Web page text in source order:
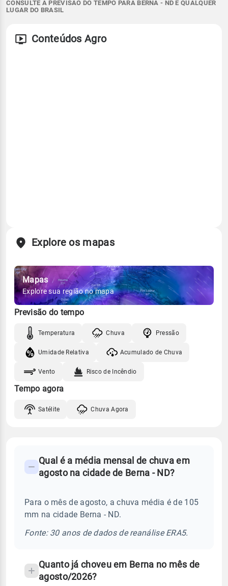
CONSULTE A PREVISÃO DO TEMPO PARA BERNA - ND E QUALQUER
LUGAR DO BRASIL
Conteúdos Agro
Explore os mapas
Mapas
Explore sua região no mapa
Previsão do tempo
Temperatura Chuva Pressão
Umidade Relativa Acumulado de Chuva
Vento Risco de Incêndio
Tempo agora
Satélite Chuva Agora
Perguntas
sobre
chuva
Qual é a média mensal de chuva em
agosto na cidade de Berna - ND?
Para o mês de agosto, a chuva média é de 105
mm na cidade Berna - ND.
Fonte: 30 anos de dados de reanálise ERA5.
Quanto já choveu em Berna no mês de
agosto/2026?